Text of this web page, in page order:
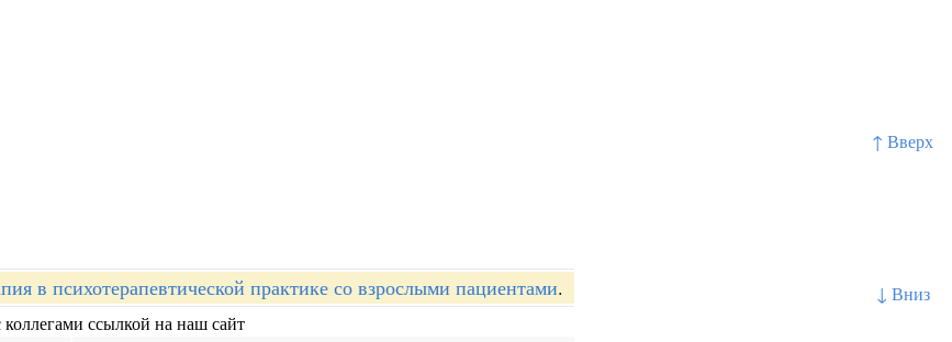
↑ Вверх
↓ Вниз
в психотерапевтической практике со взрослыми пациентами.
коллегами ссылкой на наш сайт